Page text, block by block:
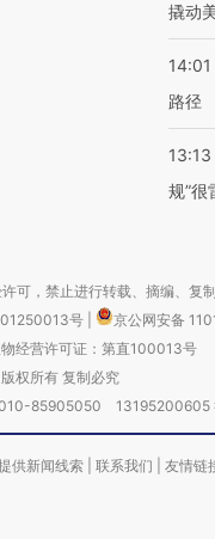
撬动
14:01
路径
13:13
规”很
可，禁止进行转载、摘编、复
号
京公网安备
经营许可证：第直100013号
权所有 复制必究
010-85905050 13195200605
供新闻线索 联系我们 友情链